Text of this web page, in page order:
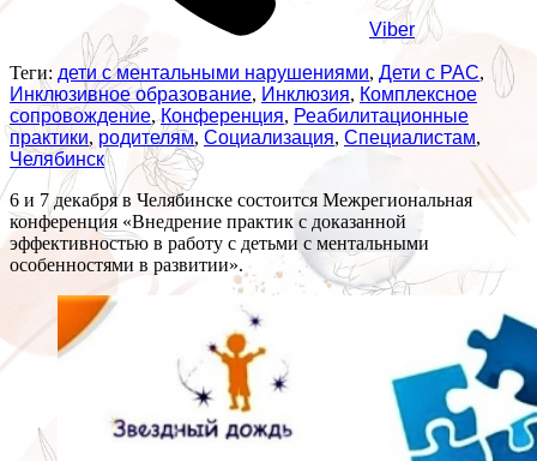
Viber
Теги: дети с ментальными нарушениями, Дети с РАС,
Инклюзивное образование, Инклюзия, Комплексное
сопровождение,Конференция, Реабилитационные
практики, родителям, Социализация, Специалистам,
Челябинск
6 и 7 декабря в Челябинске состоится Межрегиональная
конференция «Внедрение практик с доказанной
эффективностью в работу с детьми с ментальными
особенностями в развитии».